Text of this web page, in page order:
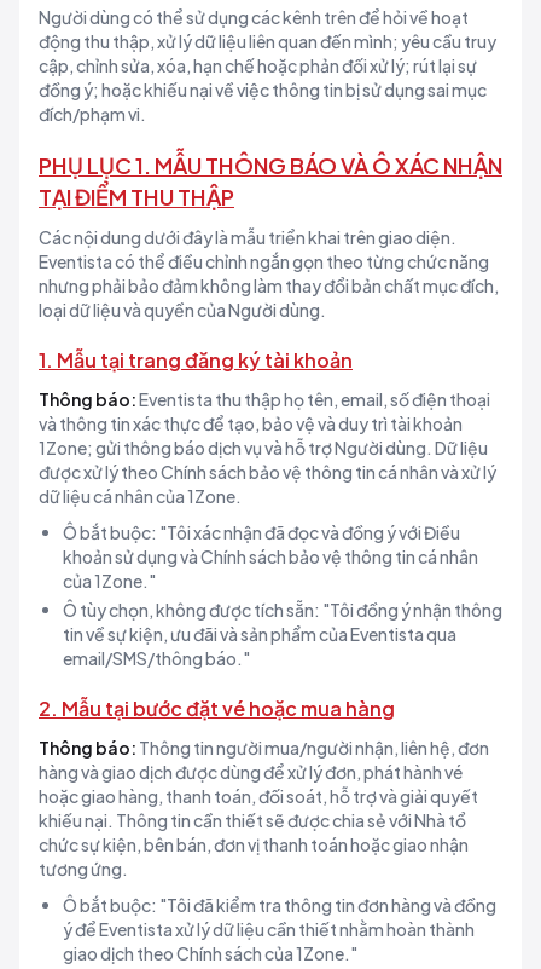
Người dùng có thể sử dụng các kênh trên để hỏi về hoạt
động thu thập, xử lý dữ liệu liên quan đến mình; yêu cầu truy
cập, chỉnh sửa, xóa, hạn chế hoặc phản đối xử lý; rút lại sự
đồng ý; hoặc khiếu nại về việc thông tin bị sử dụng sai mục
đích/phạm vi.
PHỤ LỤC 1. MẪU THÔNG BÁO VÀ Ô XÁC NHẬN
TẠI ĐIỂM THU THẬP
Các nội dung dưới đây là mẫu triển khai trên giao diện.
Eventista có thể điều chỉnh ngắn gọn theo từng chức năng
nhưng phải bảo đảm không làm thay đổi bản chất mục đích,
loại dữ liệu và quyền của Người dùng.
1. Mẫu tại trang đăng ký tài khoản
Thông báo:Eventista thu thập họ tên, email, số điện thoại
và thông tin xác thực để tạo, bảo vệ và duy trì tài khoản
1Zone; gửi thông báo dịch vụ và hỗ trợ Người dùng. Dữ liệu
được xử lý theo Chính sách bảo vệ thông tin cá nhân và xử lý
dữ liệu cá nhân của 1Zone.
Ô bắt buộc: "Tôi xác nhận đã đọc và đồng ý với Điều
khoản sử dụng và Chính sách bảo vệ thông tin cá nhân
của 1Zone."
Ô tùy chọn, không được tích sẵn: "Tôi đồng ý nhận thông
tin về sự kiện, ưu đãi và sản phẩm của Eventista qua
email/SMS/thông báo."
2. Mẫu tại bước đặt vé hoặc mua hàng
Thông báo: Thông tin người mua/người nhận, liên hệ, đơn
hàng và giao dịch được dùng để xử lý đơn, phát hành vé
hoặc giao hàng, thanh toán, đối soát, hỗ trợ và giải quyết
khiếu nại. Thông tin cần thiết sẽ được chia sẻ với Nhà tổ
chức sự kiện, bên bán, đơn vị thanh toán hoặc giao nhận
tương ứng.
Ô bắt buộc: "Tôi đã kiểm tra thông tin đơn hàng và đồng
ý để Eventista xử lý dữ liệu cần thiết nhằm hoàn thành
giao dịch theo Chính sách của 1Zone."